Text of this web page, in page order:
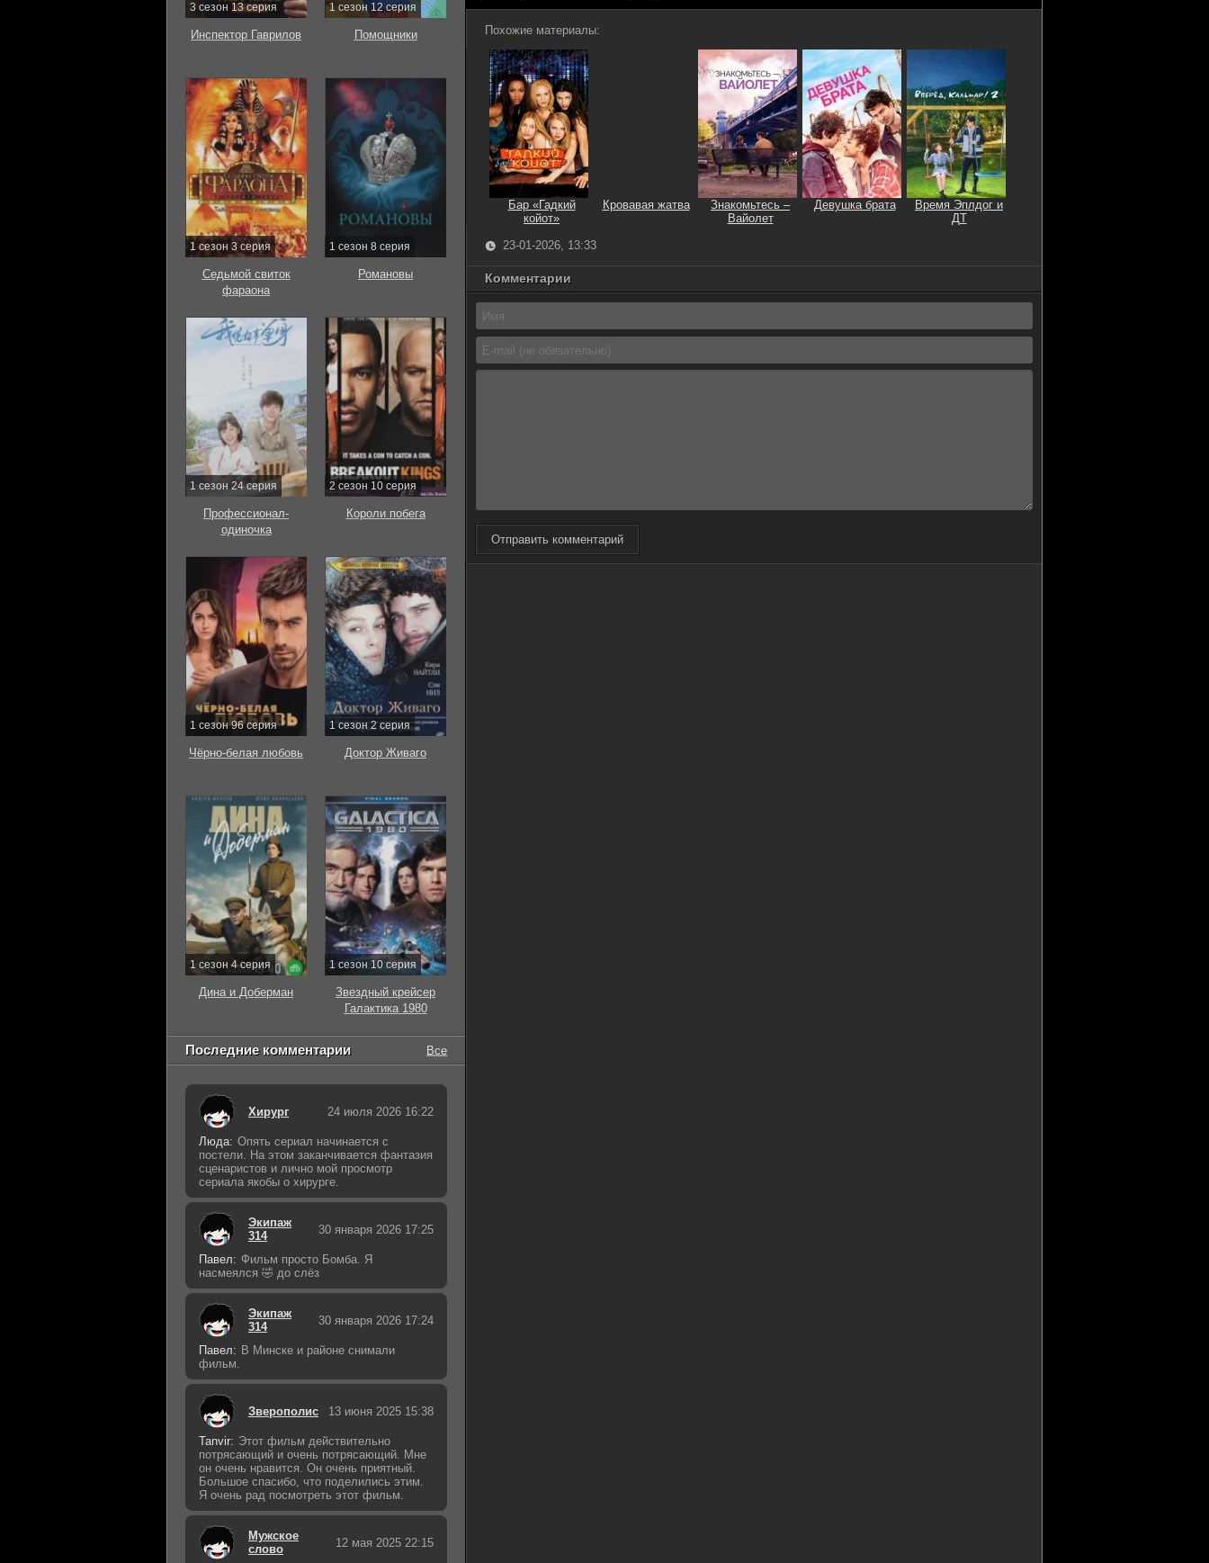
Похожие материалы:
Бар «Гадкий
койот»
Кровавая жатва
Знакомьтесь –
Вайолет
Девушка брата
Время Эплдог и
ДТ
23-01-2026, 13:33
Комментарии
Отправить комментарий
3 сезон 13 серия
Инспектор Гаврилов
1 сезон 12 серия
Помощники
1 сезон 3 серия
Седьмой свиток
фараона
1 сезон 8 серия
Романовы
1 сезон 24 серия
Профессионал-
одиночка
2 сезон 10 серия
Короли побега
1 сезон 96 серия
Чёрно-белая любовь
1 сезон 2 серия
Доктор Живаго
1 сезон 4 серия
Дина и Доберман
1 сезон 10 серия
Звездный крейсер
Галактика 1980
Последние комментарии Все
Хирург 24 июля 2026 16:22
Люда: Опять сериал начинается с
постели. На этом заканчивается фантазия
сценаристов и лично мой просмотр
сериала якобы о хирурге.
Экипаж
314
30 января 2026 17:25
Павел: Фильм просто Бомба. Я
насмеялся 🤣 до слёз
Экипаж
314
30 января 2026 17:24
Павел: В Минске и районе снимали
фильм.
Зверополис 13 июня 2025 15:38
Tanvir: Этот фильм действительно
потрясающий и очень потрясающий. Мне
он очень нравится. Он очень приятный.
Большое спасибо, что поделились этим.
Я очень рад посмотреть этот фильм.
Мужское
слово
12 мая 2025 22:15